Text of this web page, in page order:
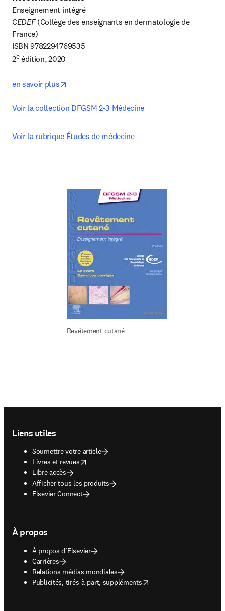
Enseignement intégré
CEDEF (Collège des enseignants en dermatologie de
France)
ISBN 9782294769535
2e édition, 2020
en savoir plus
Voir la collection DFGSM 2-3 Médecine
Voir la rubrique Études de médecine
Revêtement cutané
Liens utiles
Soumettre votre article
Livres et revues
opens in new tab/window
Libre accès
Afficher tous les produits
Elsevier Connect
À propos
À propos d’Elsevier
Carrières
Relations médias mondiales
Publicités, tirés-à-part, suppléments
opens in new tab/window